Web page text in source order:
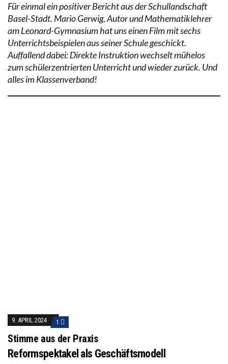
Für einmal ein positiver Bericht aus der Schullandschaft
Basel-Stadt. Mario Gerwig, Autor und Mathematiklehrer
am Leonard-Gymnasium hat uns einen Film mit sechs
Unterrichtsbeispielen aus seiner Schule geschickt.
Auffallend dabei: Direkte Instruktion wechselt mühelos
zum schülerzentrierten Unterricht und wieder zurück. Und
alles im Klassenverband!
9. APRIL 2024 1
Stimme aus der Praxis
Reformspektakel als Geschäftsmodell